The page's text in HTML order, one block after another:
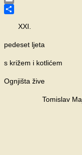
Email
XXI.
pedeset ljeta
s križem i kotlićem
Ognjišta žive
Tomislav